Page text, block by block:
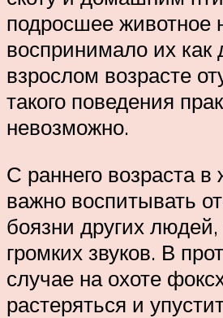
подросшее животное
воспринимало их
взрослом возрасте
такого поведения
невозможно.
С раннего возраста в
важно воспитывать
боязни других
громких звуков. В
случае на охоте
растеряться и